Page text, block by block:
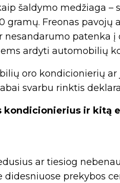
šaldymo medžiaga
gramų. Freonas
nesandarumo patenka
ardyti automobilių
oro kondicionierių
svarbu rinktis
kondicionierius ir kitą
ar tiesiog
didesniuose prekybos